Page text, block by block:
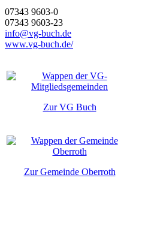
07343 9603-0
07343 9603-23
info@vg-buch.de
www.vg-buch.de/
Zur VG Buch
Zur Gemeinde Oberroth